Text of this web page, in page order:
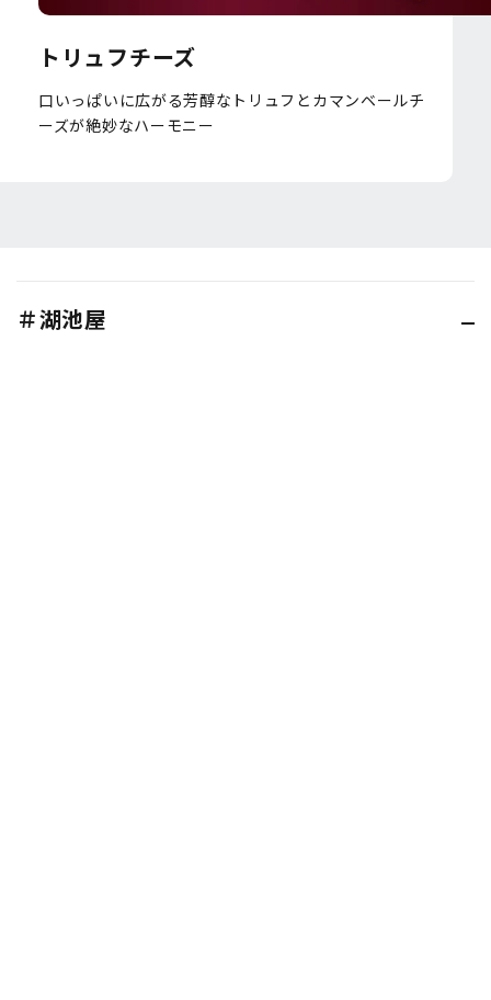
トリュフチーズ
口いっぱいに広がる芳醇なトリュフとカマンベールチ
ーズが絶妙なハーモニー
＃湖池屋